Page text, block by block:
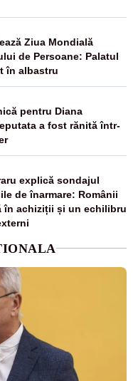
Ziua Mondială
de Persoane: Palatul
în albastru
pentru Diana
a fost rănită într-
explică sondajul
de înarmare: Românii
în achiziții și un echilibru